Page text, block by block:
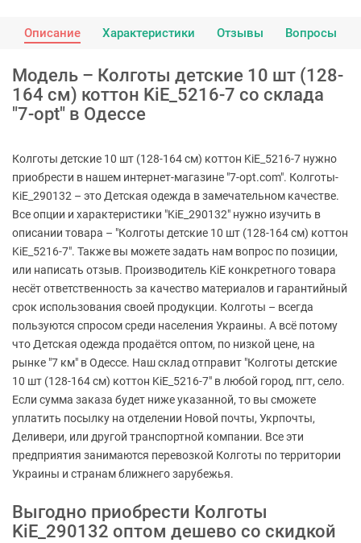
Описание Характеристики Отзывы Вопросы
Модель – Колготы детские 10 шт (128-
164 см) коттон KiE_5216-7 со склада
"7-opt" в Одессе
Колготы детские 10 шт (128-164 см) коттон KiE_5216-7 нужно
приобрести в нашем интернет-магазине "7-opt.com". Колготы-
KiE_290132 – это Детская одежда в замечательном качестве.
Все опции и характеристики "KiE_290132" нужно изучить в
описании товара – "Колготы детские 10 шт (128-164 см) коттон
KiE_5216-7". Также вы можете задать нам вопрос по позиции,
или написать отзыв. Производитель KiE конкретного товара
несёт ответственность за качество материалов и гарантийный
срок использования своей продукции. Колготы – всегда
пользуются спросом среди населения Украины. А всё потому
что Детская одежда продаётся оптом, по низкой цене, на
рынке "7 км" в Одессе. Наш склад отправит "Колготы детские
10 шт (128-164 см) коттон KiE_5216-7" в любой город, пгт, село.
Если сумма заказа будет ниже указанной, то вы сможете
уплатить посылку на отделении Новой почты, Укрпочты,
Деливери, или другой транспортной компании. Все эти
предприятия занимаются перевозкой Колготы по территории
Украины и странам ближнего зарубежья.
Выгодно приобрести Колготы
KiE_290132 оптом дешево со скидкой